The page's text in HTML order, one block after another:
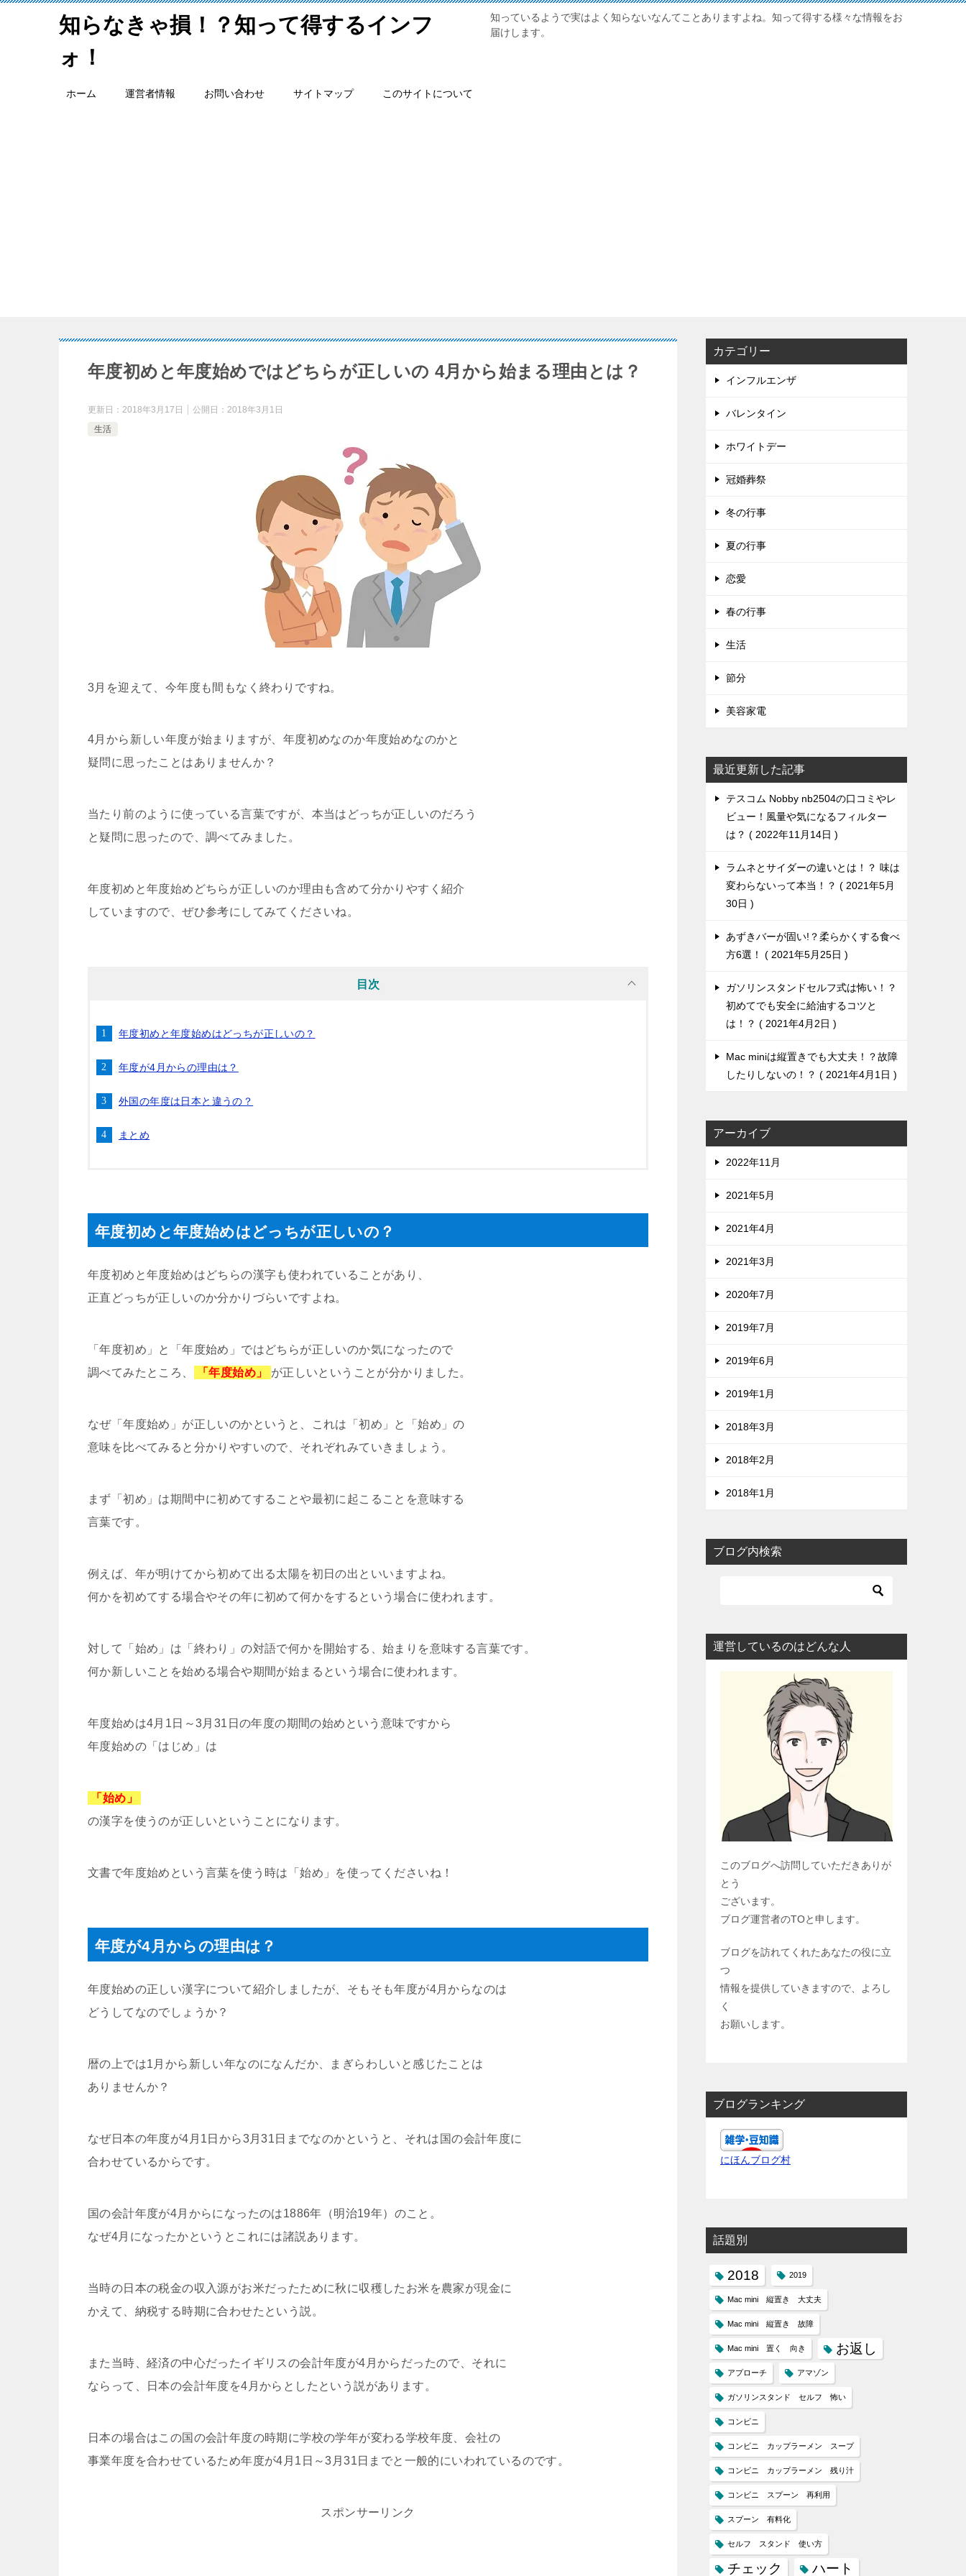
知らなきゃ損！？知って得するインフ
ォ！
知っているようで実はよく知らないなんてことありますよね。知って得する様々な情報をお
届けします。
ホーム 運営者情報 お問い合わせ サイトマップ このサイトについて
年度初めと年度始めではどちらが正しいの 4月から始まる理由とは？
更新日： 2018年3月17日 公開日： 2018年3月1日
生活
3月を迎えて、今年度も間もなく終わりですね。
4月から新しい年度が始まりますが、年度初めなのか年度始めなのかと
疑問に思ったことはありませんか？
当たり前のように使っている言葉ですが、本当はどっちが正しいのだろう
と疑問に思ったので、調べてみました。
年度初めと年度始めどちらが正しいのか理由も含めて分かりやすく紹介
していますので、ぜひ参考にしてみてくださいね。
目次
年度初めと年度始めはどっちが正しいの？
年度が4月からの理由は？
外国の年度は日本と違うの？
まとめ
年度初めと年度始めはどっちが正しいの？
年度初めと年度始めはどちらの漢字も使われていることがあり、
正直どっちが正しいのか分かりづらいですよね。
「年度初め」と「年度始め」ではどちらが正しいのか気になったので
調べてみたところ、
「年度始め」 が正しいということが分かりました。
なぜ「年度始め」が正しいのかというと、これは「初め」と「始め」の
意味を比べてみると分かりやすいので、それぞれみていきましょう。
まず「初め」は期間中に初めてすることや最初に起こることを意味する
言葉です。
例えば、年が明けてから初めて出る太陽を初日の出といいますよね。
何かを初めてする場合やその年に初めて何かをするという場合に使われます。
対して「始め」は「終わり」の対語で何かを開始する、始まりを意味する言葉です。
何か新しいことを始める場合や期間が始まるという場合に使われます。
年度始めは4月1日～3月31日の年度の期間の始めという意味ですから
年度始めの「はじめ」は
「始め」
の漢字を使うのが正しいということになります。
文書で年度始めという言葉を使う時は「始め」を使ってくださいね！
年度が4月からの理由は？
年度始めの正しい漢字について紹介しましたが、そもそも年度が4月からなのは
どうしてなのでしょうか？
暦の上では1月から新しい年なのになんだか、まぎらわしいと感じたことは
ありませんか？
なぜ日本の年度が4月1日から3月31日までなのかというと、それは国の会計年度に
合わせているからです。
国の会計年度が4月からになったのは1886年（明治19年）のこと。
なぜ4月になったかというとこれには諸説あります。
当時の日本の税金の収入源がお米だったために秋に収穫したお米を農家が現金に
かえて、納税する時期に合わせたという説。
また当時、経済の中心だったイギリスの会計年度が4月からだったので、それに
ならって、日本の会計年度を4月からとしたという説があります。
日本の場合はこの国の会計年度の時期に学校の学年が変わる学校年度、会社の
事業年度を合わせているため年度が4月1日～3月31日までと一般的にいわれているのです。
スポンサーリンク
カテゴリー
インフルエンザ
バレンタイン
ホワイトデー
冠婚葬祭
冬の行事
夏の行事
恋愛
春の行事
生活
節分
美容家電
最近更新した記事
テスコム Nobby nb2504の口コミやレ
ビュー！風量や気になるフィルター
は？
2022年11月14日
ラムネとサイダーの違いとは！？ 味は
変わらないって本当！？
2021年5月
30日
あずきバーが固い!？柔らかくする食べ
方6選！
2021年5月25日
ガソリンスタンドセルフ式は怖い！？
初めてでも安全に給油するコツと
は！？
2021年4月2日
Mac miniは縦置きでも大丈夫！？故障
したりしないの！？
2021年4月1日
アーカイブ
2022年11月
2021年5月
2021年4月
2021年3月
2020年7月
2019年7月
2019年6月
2019年1月
2018年3月
2018年2月
2018年1月
ブログ内検索
運営しているのはどんな人
このブログへ訪問していただきありが
とう
ございます。
ブログ運営者のTOと申します。
ブログを訪れてくれたあなたの役に立
つ
情報を提供していきますので、よろし
く
お願いします。
ブログランキング
にほんブログ村
話題別
2018 2019
Mac mini 縦置き 大丈夫
Mac mini 縦置き 故障
Mac mini 置く 向き お返し
アプローチ アマゾン
ガソリンスタンド セルフ 怖い
コンビニ
コンビニ カップラーメン スープ
コンビニ カップラーメン 残り汁
コンビニ スプーン 再利用
スプーン 有料化
セルフ スタンド 使い方
チェック ハート